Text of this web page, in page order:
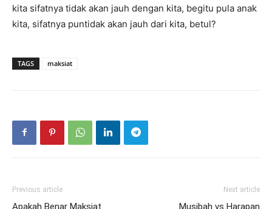
kita sifatnya tidak akan jauh dengan kita, begitu pula anak
kita, sifatnya puntidak akan jauh dari kita, betul?
TAGS maksiat
Previous article
Apakah Benar Maksiat
Next article
Musibah vs Harapan